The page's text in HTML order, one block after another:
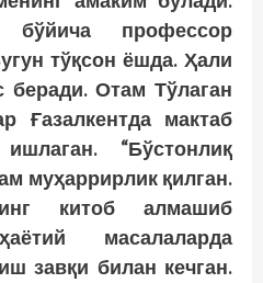
профессор
тўқсон ёшда. Ҳали
беради. Отам Тўлаган
Ғазалкентда мактаб
“Бўстонлиқ
муҳаррирлик қилган.
китоб алмашиб
масалаларда
завқи билан кечган.